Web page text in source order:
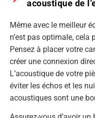
acoustique de
Même avec le meilleur
n’est pas optimale, cela
Pensez à placer votre
créer une connexion
L’acoustique de votre
éviter les échos et les
acoustiques sont une